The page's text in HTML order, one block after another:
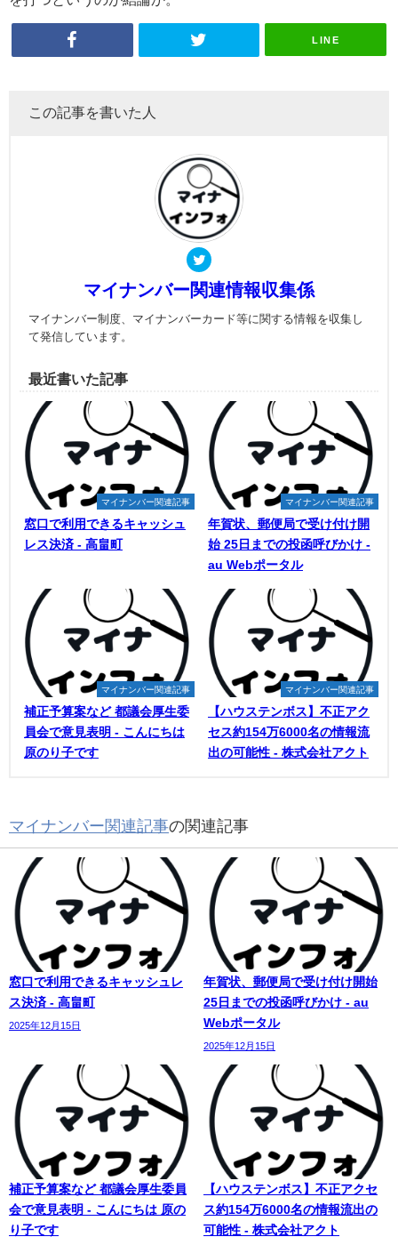
LINE
この記事を書いた人
マイナンバー関連情報収集係
マイナンバー制度、マイナンバーカード等に関する情報を収集し
て発信しています。
最近書いた記事
マイナンバー関連記事
窓口で利用できるキャッシュ
レス決済 - 高畠町
マイナンバー関連記事
年賀状、郵便局で受け付け開
始 25日までの投函呼びかけ -
au Webポータル
マイナンバー関連記事
補正予算案など 都議会厚生委
員会で意見表明 - こんにちは
原のり子です
マイナンバー関連記事
【ハウステンボス】不正アク
セス約154万6000名の情報流
出の可能性 - 株式会社アクト
マイナンバー関連記事の関連記事
窓口で利用できるキャッシュレ
ス決済 - 高畠町
2025年12月15日
年賀状、郵便局で受け付け開始
25日までの投函呼びかけ - au
Webポータル
2025年12月15日
補正予算案など 都議会厚生委員
会で意見表明 - こんにちは 原の
り子です
【ハウステンボス】不正アクセ
ス約154万6000名の情報流出の
可能性 - 株式会社アクト